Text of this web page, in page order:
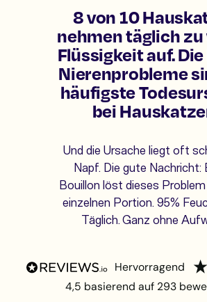
8 von 10
nehmen täglich
Flüssigkeit auf.
Nierenprobleme
häufigste
bei
Und die Ursache liegt oft
Napf. Die gute Nachricht:
Bouillon löst dieses
einzelnen Portion. 95%
Täglich. Ganz ohne
hervorragend
4,5 basierend auf 293